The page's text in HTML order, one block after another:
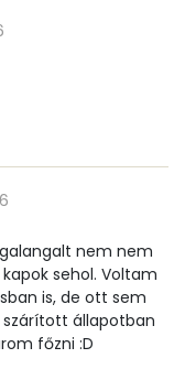
nem nem
sehol. Voltam
is, de ott sem
állapotban
főzni :D